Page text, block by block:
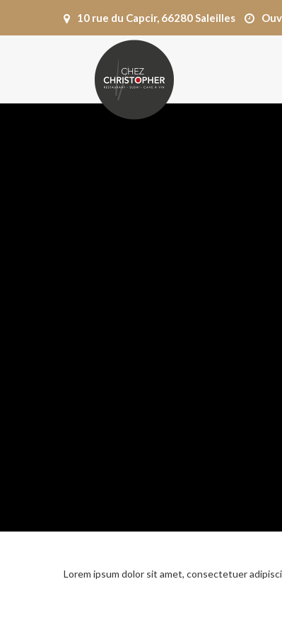
10 rue du Capcir, 66280 Saleilles
Lorem ipsum dolor sit amet, consectetuer